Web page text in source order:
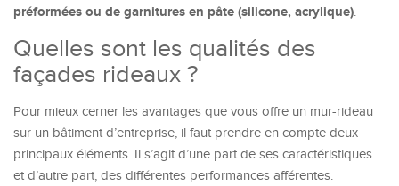
préformées ou de garnitures en pâte (silicone, acrylique).
Quelles sont les qualités des
façades rideaux ?
Pour mieux cerner les avantages que vous offre un mur-rideau
sur un bâtiment d’entreprise, il faut prendre en compte deux
principaux éléments. Il s’agit d’une part de ses caractéristiques
et d’autre part, des différentes performances afférentes.